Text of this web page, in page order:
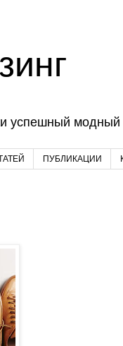
успешный модный
ПУБЛИКАЦИИ